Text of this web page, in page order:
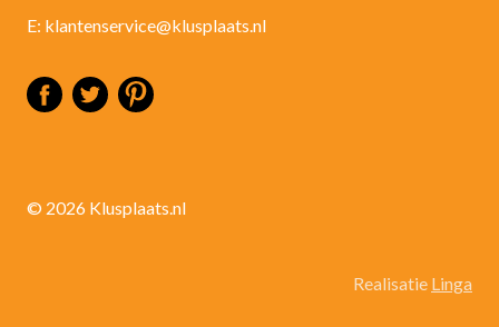
E: klantenservice@klusplaats.nl
© 2026 Klusplaats.nl
Realisatie Linga